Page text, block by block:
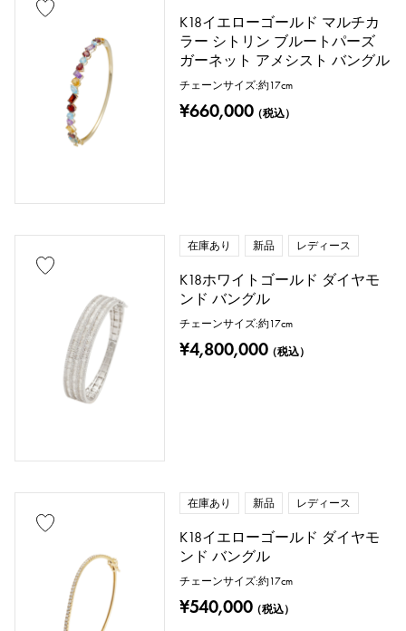
K18イエローゴールド マルチカ
ラー シトリン ブルートパーズ
ガーネット アメシスト バングル
チェーンサイズ:約17cm
¥660,000（税込）
在庫あり 新品 レディース
K18ホワイトゴールド ダイヤモ
ンド バングル
チェーンサイズ:約17cm
¥4,800,000（税込）
在庫あり 新品 レディース
K18イエローゴールド ダイヤモ
ンド バングル
チェーンサイズ:約17cm
¥540,000（税込）